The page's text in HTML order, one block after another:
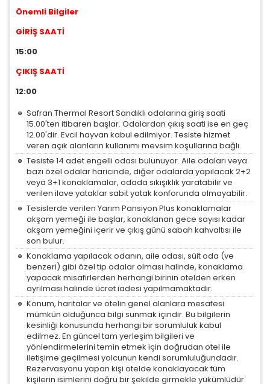
ÇEREZ KULLANIM AYARLARINIZ
Çerez tercihlerinizibelirleyin.
Daha fazla bilgi içinKVKK bilgilendirmemizi,çerez
Önemli Bilgiler
GİRİŞ SAATİ
15:00
ÇIKIŞ SAATİ
12:00
Safran Thermal Resort Sandıklı odalarına giriş saati
15.00'ten itibaren başlar. Odalardan çıkış saati ise en geç
12.00'dir. Evcil hayvan kabul edilmiyor. Tesiste hizmet
veren açık alanların kullanımı mevsim koşullarına bağlı.
Tesiste 14 adet engelli odası bulunuyor. Aile odaları veya
bazı özel odalar haricinde, diğer odalarda yapılacak 2+2
veya 3+1 konaklamalar, odada sıkışıklık yaratabilir ve
verilen ilave yataklar sabit yatak konforunda olmayabilir.
Tesislerde verilen Yarım Pansiyon Plus konaklamalar
akşam yemeği ile başlar, konaklanan gece sayısı kadar
akşam yemeğini içerir ve çıkış günü sabah kahvaltısı ile
son bulur.
Konaklama yapılacak odanın, aile odası, süit oda (ve
benzeri) gibi özel tip odalar olması halinde, konaklama
yapacak misafirlerden herhangi birinin otelden erken
ayrılması halinde ücret iadesi yapılmamaktadır.
Konum, haritalar ve otelin genel alanlara mesafesi
mümkün olduğunca bilgi sunmak içindir. Bu bilgilerin
kesinliği konusunda herhangi bir sorumluluk kabul
edilmez. En güncel tam yerleşim bilgileri ve
yönlendirmelerini temin etmek için doğrudan otel ile
iletişime geçilmesi yolcunun kendi sorumluluğundadır.
Rezervasyonu yapan kişi otelde konaklayacak tüm
kişilerin isimlerini doğru bir şekilde girmekle yükümlüdür.